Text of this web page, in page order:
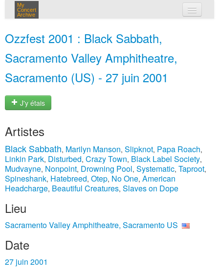
My
Concert
Archive
Ozzfest 2001 : Black Sabbath,
Sacramento Valley Amphitheatre,
Sacramento (US) - 27 juin 2001
J'y étais
Artistes
Black Sabbath, Marilyn Manson, Slipknot, Papa Roach,
Linkin Park, Disturbed, Crazy Town, Black Label Society,
Mudvayne, Nonpoint, Drowning Pool, Systematic, Taproot,
Spineshank, Hatebreed, Otep, No One, American
Headcharge, Beautiful Creatures, Slaves on Dope
Lieu
Sacramento Valley Amphitheatre, Sacramento US
Date
27 juin 2001